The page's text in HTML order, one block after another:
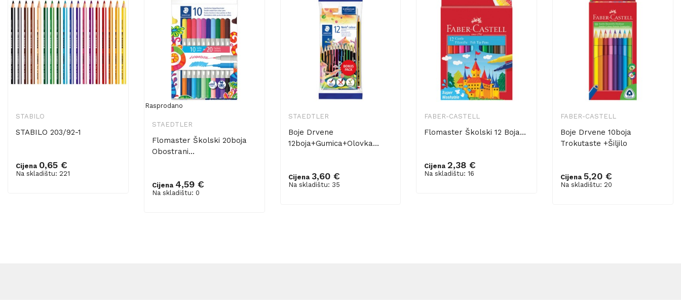
STABILO
STABILO 203/92-1
Cijena 0,65 €
Na skladištu: 221
Dodaj u košaricu
Rasprodano
STAEDTLER
Flomaster Školski 20boja
Obostrani...
Cijena 4,59 €
Na skladištu: 0
STAEDTLER
Boje Drvene
12boja+gumica+olovka...
Cijena 3,60 €
Na skladištu: 35
Dodaj u košaricu
FABER-CASTELL
Flomaster Školski 12 Boja...
Cijena 2,38 €
Na skladištu: 16
Dodaj u košaricu
FABER-CASTELL
Boje Drvene 10boja
Trokutaste +šiljilo
Cijena 5,20 €
Na skladištu: 20
Dodaj u košaricu